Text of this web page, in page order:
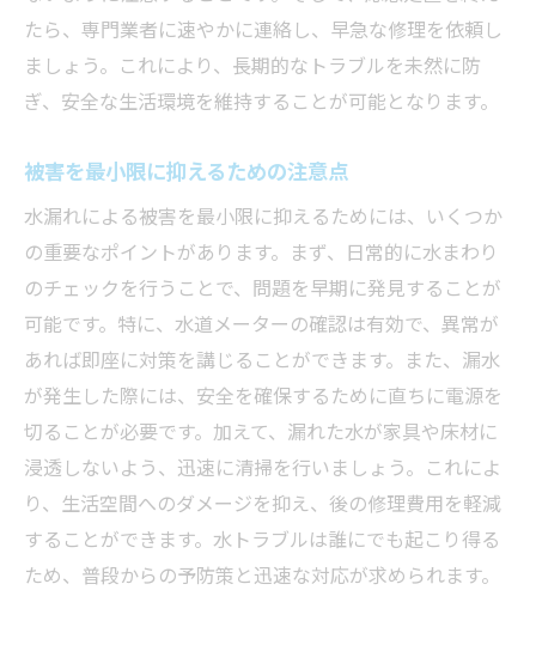
長期的な安心を得るための行動計画
たら、専門業者に速やかに連絡し、早急な修理を依頼し
ましょう。これにより、長期的なトラブルを未然に防
ぎ、安全な生活環境を維持することが可能となります。
被害を最小限に抑えるための注意点
水漏れによる被害を最小限に抑えるためには、いくつか
の重要なポイントがあります。まず、日常的に水まわり
のチェックを行うことで、問題を早期に発見することが
可能です。特に、水道メーターの確認は有効で、異常が
あれば即座に対策を講じることができます。また、漏水
が発生した際には、安全を確保するために直ちに電源を
切ることが必要です。加えて、漏れた水が家具や床材に
浸透しないよう、迅速に清掃を行いましょう。これによ
り、生活空間へのダメージを抑え、後の修理費用を軽減
することができます。水トラブルは誰にでも起こり得る
ため、普段からの予防策と迅速な対応が求められます。